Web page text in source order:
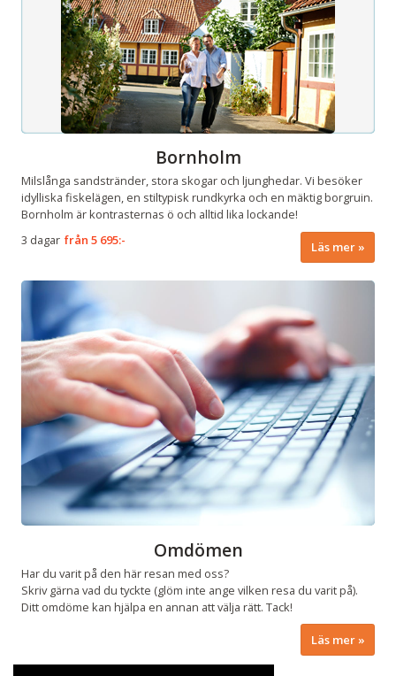
Bornholm
Milslånga sandstränder, stora skogar och ljunghedar. Vi besöker
idylliska fiskelägen, en stiltypisk rundkyrka och en mäktig borgruin.
Bornholm är kontrasternas ö och alltid lika lockande!
3 dagar från5 695:- Läs mer
Omdömen
Har du varit på den här resan med oss?
Skriv gärna vad du tyckte (glöm inte ange vilken resa du varit på).
Ditt omdöme kan hjälpa en annan att välja rätt. Tack!
Läs mer